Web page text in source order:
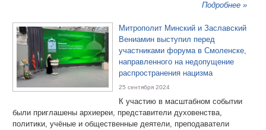
Подробнее »
Митрополит Минский и Заславский
Вениамин выступил перед
участниками форума в Смоленске,
направленного на недопущение
распространения нацизма
25 сентября 2024
К участию в масштабном событии
были приглашены архиереи, представители духовенства,
политики, учёные и общественные деятели, преподаватели